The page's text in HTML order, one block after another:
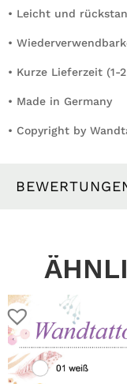
• Leicht und
•
• Kurze Lieferzeit (1-
• Made in Germany
• Copyright by